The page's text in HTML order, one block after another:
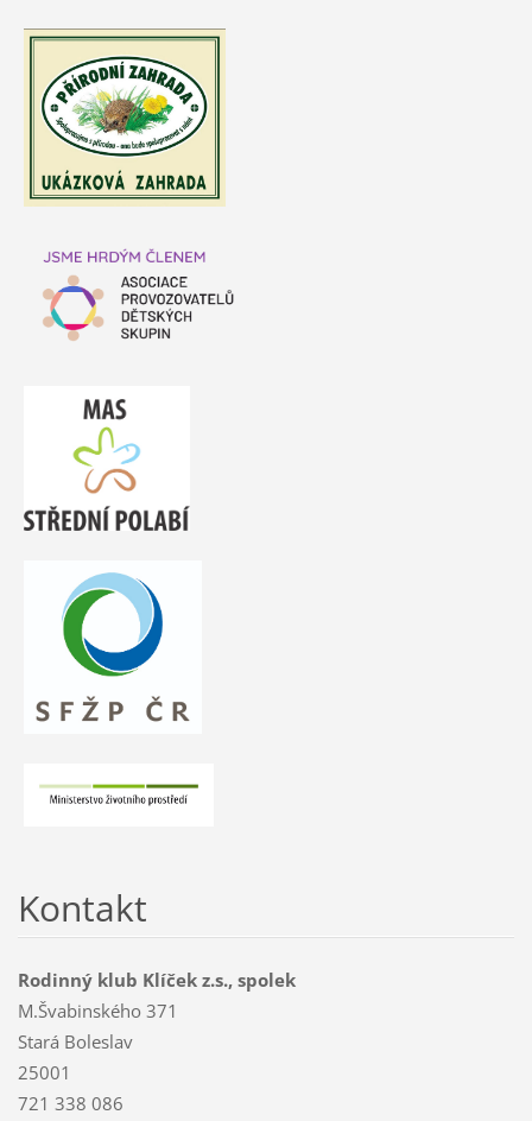
Kontakt
Rodinný klub Klíček z.s., spolek
M.Švabinského 371
Stará Boleslav
25001
721 338 086